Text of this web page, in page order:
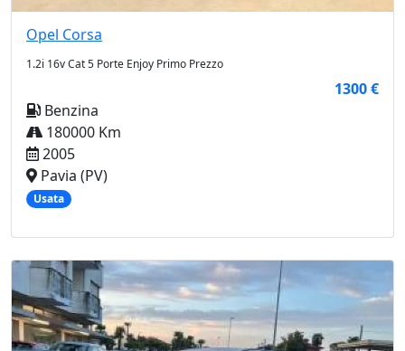
Opel Corsa
1.2i 16v Cat 5 Porte Enjoy Primo Prezzo
1300 €
Benzina
180000 Km
2005
Pavia (PV)
Usata